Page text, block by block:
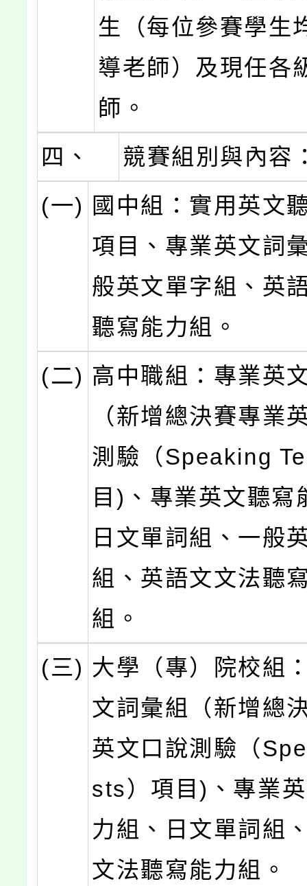
生（每位參賽學生
導老師）及現任各
師。
四、
競賽組別與內容
(一) 國中組：實用英文
項目、專業英文詞
般英文單字組、英
聽寫能力組。
(二) 高中職組：專業英
（新增總決賽專業
測驗（Speaking
目)、專業英文聽寫
日文單詞組、一般
組、英語文文法聽
組。
(三) 大學（專）院校組
文詞彙組（新增總
英文口說測驗（
sts）項目)、專業
力組、日文單詞組
文法聽寫能力組。